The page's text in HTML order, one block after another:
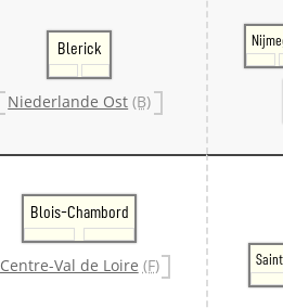
Blerick
Niederlande Ost (B)
Blois-Chambord
Centre-Val de Loire (F)